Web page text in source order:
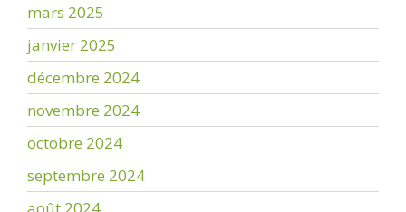
mars 2025
janvier 2025
décembre 2024
novembre 2024
octobre 2024
septembre 2024
août 2024